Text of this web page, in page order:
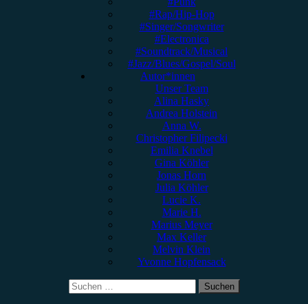
#Rap/Hip-Hop
#Singer/Songwriter
#Electronica
#Soundtrack/Musical
#Jazz/Blues/Gospel/Soul
Autor*innen
Unser Team
Alina Hasky
Andrea Holstein
Anna W.
Christopher Filipecki
Emilia Knebel
Gina Köhler
Jonas Horn
Julia Köhler
Lucie K.
Marie H.
Marius Meyer
Max Keller
Melvin Klein
Yvonne Hopfensack
Suchen
nach: